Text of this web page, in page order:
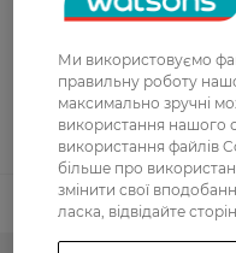
Післяоплата
Код товару
Ми використовуємо
правильну роботу
максимально зручні
використання нашого
використання файлів
більше про
змінити свої
ласка, відвідайте